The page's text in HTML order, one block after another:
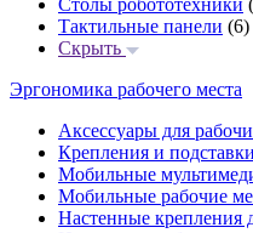
Столы робототехники
Тактильные панели (6)
Скрыть
Эргономика рабочего места
Аксессуары для
Крепления и
Мобильные
Мобильные рабочие
Настенные крепления